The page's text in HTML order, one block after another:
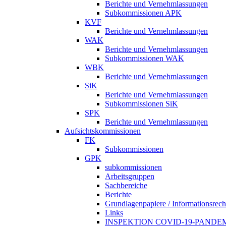
Berichte und Vernehmlassungen
Subkommissionen APK
KVF
Berichte und Vernehmlassungen
WAK
Berichte und Vernehmlassungen
Subkommissionen WAK
WBK
Berichte und Vernehmlassungen
SiK
Berichte und Vernehmlassungen
Subkommissionen SiK
SPK
Berichte und Vernehmlassungen
Aufsichtskommissionen
FK
Subkommissionen
GPK
subkommissionen
Arbeitsgruppen
Sachbereiche
Berichte
Grundlagenpapiere /
Links
INSPEKTION COVID-19-